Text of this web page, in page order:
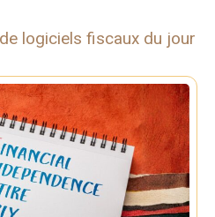
logiciels fiscaux du jour